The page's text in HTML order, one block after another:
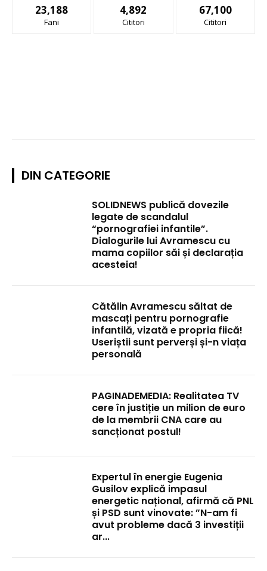
23,188
Fani
4,892
Cititori
67,100
Cititori
DIN CATEGORIE
SOLIDNEWS publică dovezile
legate de scandalul
“pornografiei infantile”.
Dialogurile lui Avramescu cu
mama copiilor săi și declarația
acesteia!
Cătălin Avramescu săltat de
mascați pentru pornografie
infantilă, vizată e propria fiică!
Useriștii sunt perverși și-n viața
personală
PAGINADEMEDIA: Realitatea TV
cere în justiție un milion de euro
de la membrii CNA care au
sancționat postul!
Expertul în energie Eugenia
Gusilov explică impasul
energetic național, afirmă că PNL
și PSD sunt vinovate: ”N-am fi
avut probleme dacă 3 investiții
ar...